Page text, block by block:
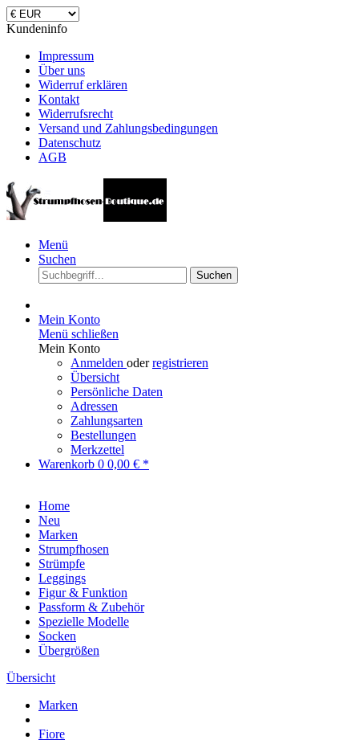
Kundeninfo
Impressum
Über uns
Widerruf erklären
Kontakt
Widerrufsrecht
Versand und Zahlungsbedingungen
Datenschutz
AGB
Menü
Suchen
Suchen
Mein Konto
Menü schließen
Mein Konto
Anmelden oderregistrieren
Übersicht
Persönliche Daten
Adressen
Zahlungsarten
Bestellungen
Merkzettel
Warenkorb 0 0,00 € *
Home
Neu
Marken
Strumpfhosen
Strümpfe
Leggings
Figur & Funktion
Passform & Zubehör
Spezielle Modelle
Socken
Übergrößen
Übersicht
Marken
Fiore